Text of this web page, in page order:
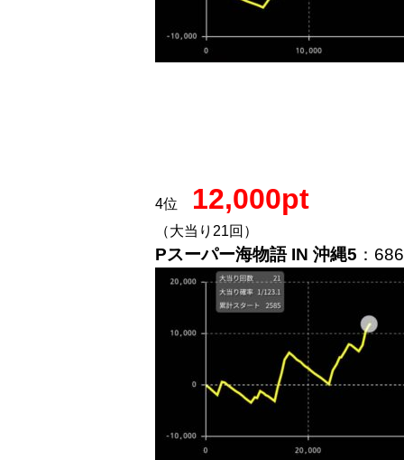
4位 12,000pt
（大当り21回）
Pスーパー海物語 IN 沖縄5 ：